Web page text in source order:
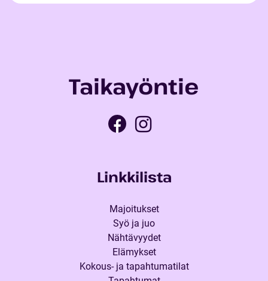
Taikayöntie
Linkkilista
Majoitukset
Syö ja juo
Nähtävyydet
Elämykset
Kokous- ja tapahtumatilat